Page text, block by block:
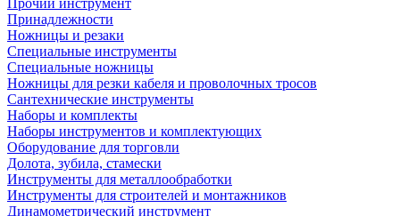
Прочий инструмент
Принадлежности
Ножницы и резаки
Специальные инструменты
Специальные ножницы
Ножницы для резки кабеля и проволочных тросов
Сантехнические инструменты
Наборы и комплекты
Наборы инструментов и комплектующих
Оборудование для торговли
Долота, зубила, стамески
Инструменты для металлообработки
Инструменты для строителей и монтажников
Динамометрический инструмент